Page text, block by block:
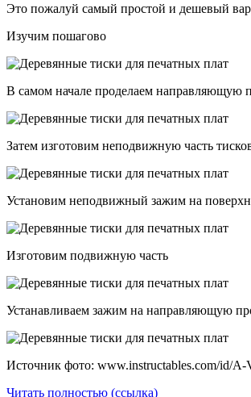
Это пожалуй самый простой и дешевый
Изучим пошагово
В самом начале проделаем направляющую
Затем изготовим неподвижную часть
Установим неподвижный зажим на
Изготовим подвижную часть
Устанавливаем зажим на направляющую
Источник фото: www.instructables.com/id/A-
Читать полностью (ссылка)